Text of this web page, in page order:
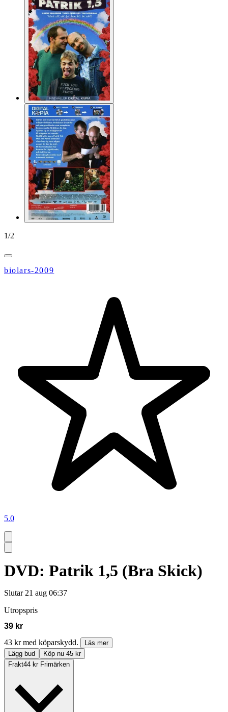
1/2
biolars-2009
5.0
DVD: Patrik 1,5 (Bra Skick)
Slutar 21 aug 06:37
Utropspris
39 kr
43 kr med köparskydd.
Läs mer
Lägg bud
Köp nu 45 kr
Frakt44 kr Frimärken